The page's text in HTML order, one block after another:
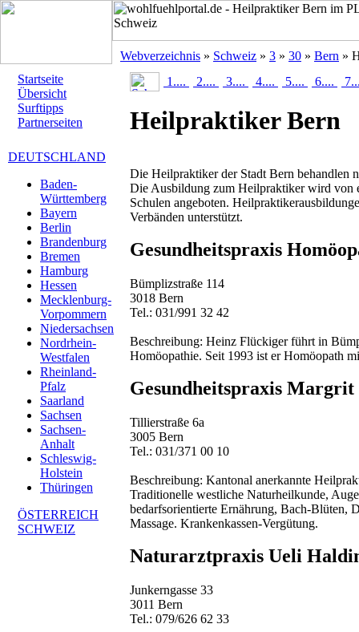
Webverzeichnis » Schweiz » 3 » 30 » Bern »
Startseite
Übersicht
Surftipps
Partnerseiten
DEUTSCHLAND
Baden-
Württemberg
Bayern
Berlin
Brandenburg
Bremen
Hamburg
Hessen
Mecklenburg-
Vorpommern
Niedersachsen
Nordrhein-
Westfalen
Rheinland-
Pfalz
Saarland
Sachsen
Sachsen-
Anhalt
Schleswig-
Holstein
Thüringen
ÖSTERREICH
SCHWEIZ
1.... 2.... 3.... 4.... 5.... 6....
Heilpraktiker Bern
Die Heilpraktiker der Stadt Bern behandlen
Die Ausbildung zum Heilpraktiker wird von
Schulen angeboten.
Verbänden unterstützt.
Gesundheitspraxis
Bümplizstraße 114
3018 Bern
Tel.: 031/991 32 42
Beschreibung: Heinz Flückiger führt in
Homöopathie. Seit 1993 ist er Homöopath
Gesundheitspraxis
Tillierstraße 6a
3005 Bern
Tel.: 031/371 00 10
Beschreibung: Kantonal anerkannte
Traditionelle westliche Naturheilkunde,
bedarfsorientierte Ernährung, Bach-Blüten,
Massage. Krankenkassen-Vergütung.
Naturarztpraxis Ueli
Junkerngasse 33
3011 Bern
Tel.: 079/626 62 33